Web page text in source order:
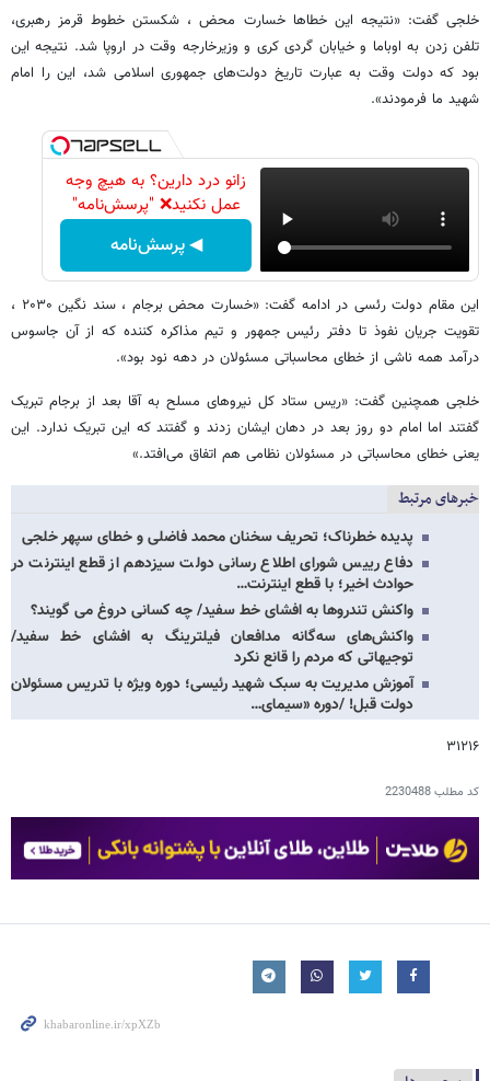
خلجی گفت: «نتیجه این خطاها خسارت محض ، شکستن خطوط قرمز رهبری،
تلفن زدن به اوباما و خیابان گردی کری و وزیرخارجه وقت در اروپا شد. نتیجه این
بود که دولت وقت به عبارت تاریخ دولت‌های جمهوری اسلامی شد، این را امام
شهید ما فرمودند».
زانو درد دارین؟ به هیچ وجه
عمل نکنید❌ "پرسش‌نامه"
◀ پرسش‌نامه
این مقام دولت رئسی در ادامه گفت: «خسارت محض برجام ، سند نگین ۲۰۳۰ ،
تقویت جریان نفوذ تا دفتر رئیس جمهور و تیم مذاکره کننده که از آن جاسوس
درآمد همه ناشی از خطای محاسباتی مسئولان در دهه نود بود».
خلجی همچنین گفت: «ریس ستاد کل نیروهای مسلح به آقا بعد از برجام تبریک
گفتند اما امام دو روز بعد در دهان ایشان زدند و گفتند که این تبریک ندارد. این
یعنی خطای محاسباتی در مسئولان نظامی هم اتفاق می‌افتد.»
خبرهای مرتبط
پدیده خطرناک؛ تحریف سخنان محمد فاضلی و خطای سپهر خلجی
دفاع رییس شورای اطلاع رسانی دولت سیزدهم از قطع اینترنت در
حوادث اخیر؛ با قطع اینترنت…
واکنش تندروها به افشای خط سفید/ چه کسانی دروغ می گویند؟
واکنش‌های سه‌گانه مدافعان فیلترینگ به افشای خط سفید/
توجیهاتی که مردم را قانع نکرد
آموزش مدیریت به سبک شهید رئیسی؛ دوره ویژه با تدریس مسئولان
دولت قبل! /دوره «سیمای…
۳۱۲۱۶
کد مطلب2230488